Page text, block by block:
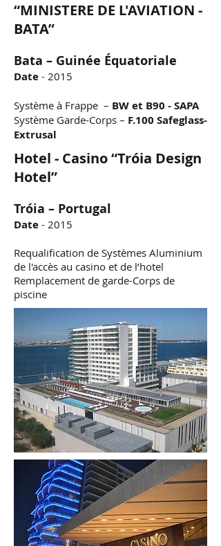
“MINISTERE DE L'AVIATION -
BATA”
Bata – Guinée Équatoriale
Date - 2015
Système à Frappe – BW et B90 - SAPA
Système Garde-Corps – F.100 Safeglass-
Extrusal
Hotel - Casino “Tróia Design
Hotel”
Tróia – Portugal
Date - 2015
Requalification de Systèmes Aluminium
de l'accès au casino et de l’hotel
Remplacement de garde-Corps de
piscine